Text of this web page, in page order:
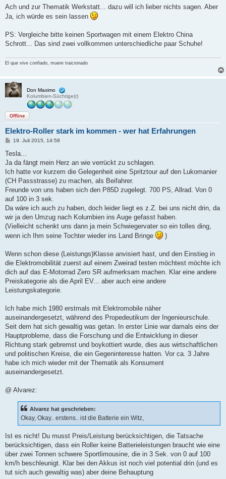
Ach und zur Thematik Werkstatt... dazu will ich lieber nichts sagen. Aber
Ja, ich würde es sein lassen
PS: Vergleiche bitte keinen Sportwagen mit einem Elektro China
Schrott... Das sind zwei vollkommen unterschiedliche paar Schuhe!
El que vive confiado, muere traicionado
Don Maximo
Kolumbien-Süchtige(r)
Offline
Elektro-Roller stark im kommen - wer hat Erfahrungen
B
i
r
a
19. Juli 2015, 14:58
Tesla...
Ja da fängt mein Herz an wie verrückt zu schlagen.
Ich hatte vor kurzem die Gelegenheit eine Spritztour auf den Lukomanier
(CH Passstrasse) zu machen, als Beifahrer.
Freunde von uns haben sich den P85D zugelegt. 700 PS, Allrad. Von 0
auf 100 in 3 sek.
Da wäre ich auch zu haben, doch leider liegt es z.Z. bei uns nicht drin, da
wir ja den Umzug nach Kolumbien ins Auge gefasst haben.
(Vielleicht schenkt uns dann ja mein Schwiegervater so ein tolles ding,
wenn ich Ihm seine Tochter wieder ins Land Bringe
)
Wenn schon diese (Leistungs)Klasse anvisiert hast, und den Einstieg in
die Elektromobilität zuerst auf einem Zweirad testen möchtest möchte ich
dich auf das E-Motorrad Zero SR aufmerksam machen. Klar eine andere
Preiskategorie als die April EV... aber auch eine andere
Leistungskategorie.
Ich habe mich 1980 erstmals mit Elektromobile näher
auseinandergesetzt, während des Propedeutikum der Ingenieurschule.
Seit dem hat sich gewaltig was getan. In erster Linie war damals eins der
Hauptprobleme, dass die Forschung und die Entwicklung in dieser
Richtung stark gebremst und boykottiert wurde, dies aus wirtschaftlichen
und politischen Kreise, die ein Gegeninteresse hatten. Vor ca. 3 Jahre
habe ich mich wieder mit der Thematik als Konsument
auseinandergesetzt.
@ Alvarez:
Alvarez hat geschrieben:
Okay, Okay.. erstens.. ist die Batterie ein Witz,
Ist es nicht! Du musst Preis/Leistung berücksichtigen, die Tatsache
berücksichtigen, dass ein Roller keine Batterieleistungen braucht wie eine
über zwei Tonnen schwere Sportlimousine, die in 3 Sek. von 0 auf 100
km/h beschleunigt. Klar bei den Akkus ist noch viel potential drin (und es
tut sich auch gewaltig was) aber deine Behauptung